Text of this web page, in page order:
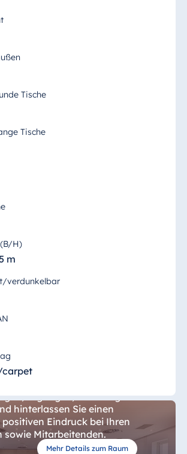
Tische
Tische
H)
m
verdunkelbar
carpet
Mehr Details zum Raum
das repräsentative und exklusive
Tagungen, Schulungen oder
hinterlassen Sie einen
Eindruck bei Ihren
sowie Mitarbeitenden.